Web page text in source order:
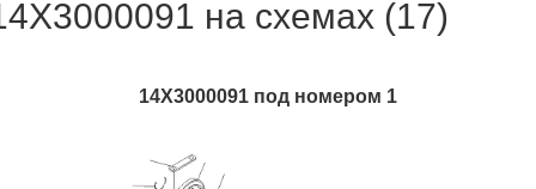
на схемах (17)
14X3000091 под номером 1